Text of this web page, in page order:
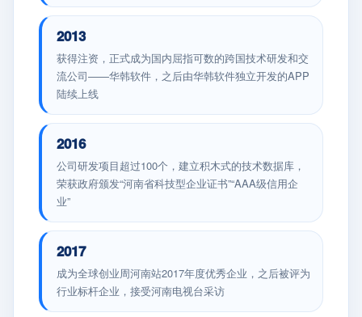
2013
获得注资，正式成为国内屈指可数的跨国技术研发和交
流公司——华韩软件，之后由华韩软件独立开发的APP
陆续上线
2016
公司研发项目超过100个，建立积木式的技术数据库，
荣获政府颁发“河南省科技型企业证书”“AAA级信用企
业”
2017
成为全球创业周河南站2017年度优秀企业，之后被评为
行业标杆企业，接受河南电视台采访